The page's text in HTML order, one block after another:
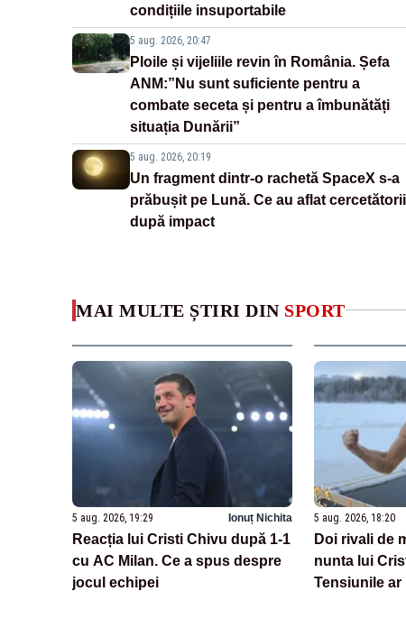
condițiile insuportabile
5 aug. 2026, 20:47
Ploile și vijeliile revin în România. Șefa
ANM:”Nu sunt suficiente pentru a
combate seceta și pentru a îmbunătăți
situația Dunării”
5 aug. 2026, 20:19
Un fragment dintr-o rachetă SpaceX s-a
prăbușit pe Lună. Ce au aflat cercetătorii
după impact
MAI MULTE ȘTIRI DIN SPORT
5 aug. 2026, 19:29 Ionuț Nichita
Reacția lui Cristi Chivu după 1-1
cu AC Milan. Ce a spus despre
jocul echipei
5 aug. 2026, 18:20
Doi rivali de
nunta lui
Tensiunile ar